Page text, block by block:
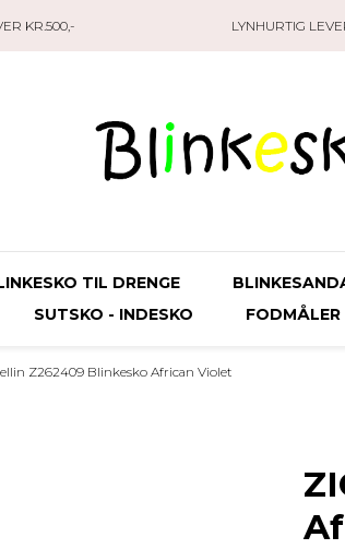
KR.500,- LYNHURTIG
TIL DRENGE
SUTSKO - INDESKO
FODMÅLER
Z262409 Blinkesko African Violet